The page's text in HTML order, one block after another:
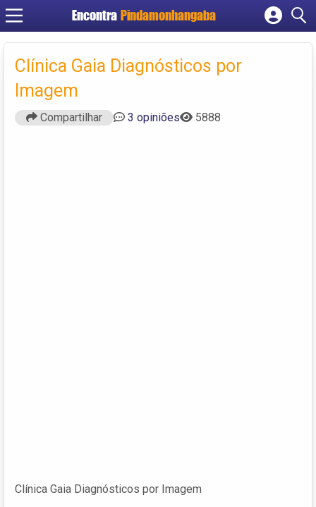
Encontra Pindamonhangaba
Cadastrar empresa
Criar conta
Clínica Gaia Diagnósticos por
Imagem
Compartilhar 3 opiniões 5888
Clínica Gaia Diagnósticos por Imagem